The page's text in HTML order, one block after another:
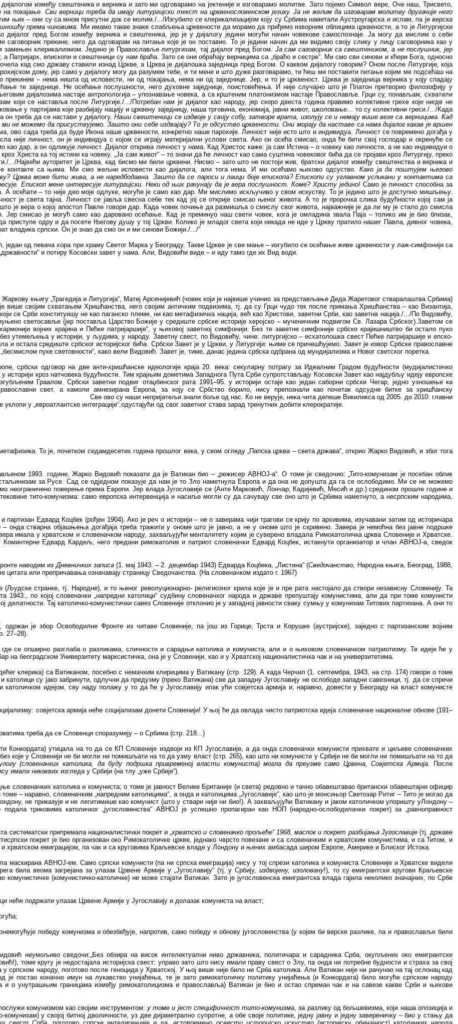
између свештеника и верника и зато ми одговарамо на јектеније и изговарамо молитве. Зато појемо Символ вере, Оче наш, Трисвето,
на покајање.Сви верници треба да имају литургијски текст на црквенословенском језику. Ја не желим да изговарам молитву другачије него
њих –они су са мном присутни док се молим./.../Изгубило се клерикализацијом коју су Србима наметали Аустроугарска и ислам, па јеверска
према чиновима. Ми имамо такве знаке слабљења црквености да морамо да приђемо изворним облицима црквености, а то је Литургијски
дијалог пред Богом између верника и свештеника, јер је у дијалогу једини могући начин човекове самоспознаје. Ја могу да мислим о себи
прекине, него да одговарам на питање које је он поставио. То је једини начин да ми видимо своју слику у лицу саговорника као у
клерикализмом. Једино је Православље литургизам, тај дијалог пред Богом. Ја сам саговорник са свештеником, а не послушник, јер
а Патријарх, епископи и свештеници су нам браћа. Зато се они обраћају верницима са „браћо и сестре“. Ми смо сви синови и кћери Бога, односно
кад смо државу ставили изнад Цркве, а Црква је дијалошка заједница пред Богом. О каквом дијалогу говорим? Оном после Литургије, која
дому, јер само у дијалогу могу да разумем тебе, и ти мене и што дуже разговарамо, ти ћеш ми поставити питање којим ме подсећаш на
– нема ништа од исповести, ни од покајања, нема ни од заједнице. Јер, и то је црквеност. Црква је заједница верника у коју спадају
те заједнице. Не осећање послушности, него духовне заједнице, поистовећења. И није случајно што је Платон претворио филозофију у
дијалозима настаје антропологија – упознавање човека, а са крштеним платонизмом настаје Православље. Грци су, понављам, схватили
који се наставља после Литургије./.../Потребан нам је дијалог као народу, јер скоро двеста година правимо колективне грехе које нигде не
у партијама које разбијају нацију и црквену заједницу, наша трговина, економија, јавни живот, школовање... то су колективни греси./.../Када
он треба да се настави у дијалогу.Наши свештеници се издвоје у своју собу, затворе врата, изолују се и немају више везе са верницима. Кад
не можемо да присуствујемо. Зашто они себе издвајају? То је одсуство црквености. Они морају да наставе са нама дијалог какав је вршен
ово сада треба да буде Икона наше црквености, конкретно наше парохије. Личност није исто што и индивидуа. Личност се повремено догађа у
није личност, он је индивидуа с којом се играју материјални услови света. Ако он осећа смисао, онда ће бити свој господар и окренуће се
дар, а он одликује личност. Дијалог открива личност у нама. Кад Христос каже: ја сам Истина – о човеку као личности, а не као индивидуи о
Христа ка тој истини ка човеку. „Ја сам живот“ – то значи да ће личност као сама суштина човековог бића да се пројави кроз Литургију, преко
.../Највећи ауторитет је Црква, кад бисмо ми били црквени. Нисмо – зато што не постоји жив, братски дијалог између свештенства и верника и
контакте са њима. Ми смо жељни исповести као дијалога, али тога нема. И ми осећамо њихово одсуство. Како ја да поштујем његово
Црква може бити жива, а не наредбодавна. Зашто да се пароси и лаици боје епископа? Епископи су углавном усликани у контактима са
Епископ мене интересује литургијски. Неки од њих рачунају да је вера послушност. Коме? Христу једино!Само је личност способна за
А осећати – то није део моје одлуке, могуће је само као дар. Ми мислимо искључиво у свом искуству. То је једино што је доступно мишљењу.
је света тајна. Личност се јавља свесна себе тек кад јој се открије смисао њеног живота. А то је пророчка слика будућности којој сам ја
је вера о којој апостол Павле говори дар. Када човек почиње да размишља о смислу свог живота, најважније је да ли му је стало до смисла
смисао је могућ само као даровано осећање. Кад је преминуо наш свети човек, кога је омладина звала Паја – толико им је био близак,
приступе одру и да посете Његову душу у тој Цркви. Колико је младог света који никада не иде у Цркву пратило нашег Павла, дивног човека,
владика српски. Он је знао да смо он и ми синови Божији./.../“
један од певача хора при храму Светог Марка у Београду. Такве Цркве је све мање – изгубило се осећање живе црквености у лаж-симфонији са
и потиру Косовски завет у нама. Али, Видовићи виде – и иду тамо где их Вид води.
књигу „Трагедија и Литургија“, Матеј Арсенијевић (човек који је највише учинио за представљање Деда Жаретовог стваралаштва Србима)
више својим схватањем Хришћанства, него својим античким подвизима, тј. да су Грци чудо тек после примања Хришћанства – као Византија,
се Срби конституишу не као паганско племе, ни као метафизичка нација, већ као Христови, заветни Срби, као заветна нација./.../По Видовићу,
светосавље (јер поставља Царство Божије у средиште србске историје херојско – мученичким подвигом Св. Лазара Србског).Заветом се
војних крајина и Пећке патријаршије“, у њиховој заветној симфонији. Без те заветне симфоније србско крајишништво би остало пуко
утемељења у историји, у људима, у народу. Заветну свест, по Видовићу, чине: литургијско – есхатолошка свест Пећке патријаршије и епско-
и остала средиште србског историјског бића. Србски Завет је у Цркви, у Литургији: њиме се причешћујемо. Завет је извор Србске православне
пуке световности“, како вели Видовић. Завет је, тиме, данас једина србска одбрана од мундијализма и Новог светског поретка.
србски одговор на две анти-хришћанске идеологије краја 20. века: секуларну потрагу за Идеалним Градом будућности (мудијалистичко
историји кроз натчовека будућности. Тим крајњим дометима Западнога Пута Срби супротстављају Косовски Завет као најдубљу идеју европске
Граалом. Србски заветни подвиг отаџбинског рата 1991–95. у историји остаје као један саборни србски Чегар, једно узношење ка
свет, а камоли амнезирана Европа, за коју се Србство борило, нису препознали као почетак одсудне битке за хришћанску
Све ово су наши непријатељи знали боље од нас. Ко не верује, нека чита депеше Викиликса од 2005. до 2010: главни
у „евроатлантске интеграције“,одустајући од свог заветног става зарад тренутних добити клерократије.
То је, почетком седамдесетих година прошлог века, у свом огледу „Папска црква – света држава“, открио Жарко Видовић, и због тога
1993. године, Жарко Видовић показати да је Ватикан био – „режисер АВНОЈ-а“. O томе је сведочио: „Тито-комунизам је посебан облик
за Русе. Сад се одједном показује да нам је то Зло наметнула Европа и да она не допушта да га се ослободимо. Ми се не можемо
неограничено поверење према Европи. Јер влада Југославије се (Анте Марковић, Лончар, Кадијевић, Месић и др.) средином прошле године и
тито-комунизма: само европска интервенција и насиље могли су да сачувају све оно што је Србима наметнуто, а несрпским народима,
партизан Едвард Коцбек (рођен 1904). Ако је реч о историји – не о заверама чији трагови се крију по архивима, изучавани затим од историчара
– онда стварна објашњења догађаја треба тражити у ономе што је јавно, а не у ономе што је скривено. Завера је немоћна без јавне подршке
имала у хрватском и словеначком народу, захваљујући менталитету којим је суверено владала Римокатоличка црква Словеније и Хрватске.
Коминтерне Едвард Кардељ, него предани римокатолик и патриот словеначки Едвард Коцбек, истакнути организатор и члан АВНОЈ-а, сведок
наводим изДневничких записа (1. мај 1943. – 2. децембар 1943) Едварда Коцбека, „Листина“ (Сведочанство, Народна књига, Београд, 1988,
цитата или препричавања означавају страницу Сведочанства. (На словеначком издато г. 1967)
странке, тј. Народне), и то њеног револуционарно- религиозног крила које је и пре рата настојало да створи независну Словенију. Та
1943., по којој словеначки „напредни католици“ судбину словеначког народа и државе препуштају комунистима, али да при томе комунисти
делатности. Тај католичко-комунистички савез Словеније отклонио је у западној јавности сваку сумњу у комунизам Титових партизана. А они то
је збор Освободилне Фронте из читаве Словеније, па још из Горице, Трста и Корушке (аустријске), заједно с партизанским војним
27–28).
се опширно разглаба о разликама, сличности и сарадњи католика и комуниста, али и о њиховом словеначком патриотизму. Те идеје ће у
на београдском Универзитету марксистичка, она је у Словенији, као и у Хрватској националистичка чак и на универзитетима.
клерика) са Ватиканом, посебно с немачким клирицима у Ватикану (стр. 129). А када Черчил (1. септембра, 1943, на стр. 174) говори о томе
католици су јако забринути, одлучни да предузму (преко Ватикана) све да западну Југославију не ослободе западни савезници, тј. да се спречи
католичком идејом, сву наду полажу у то да ће у Југославију ипак ући совјетска армија и, наравно, довести у Београду на власт комунисте
совјетска армија неће социјализам донети Словенији! У њој ће да овлада чисто патриотска идеја словеначке националне обнове (191–
треба да се Словенци споразумеју – о Србима (стр. 218...)
Конкордата) утицала на то да се КП Словеније издвоји из КП Југославије, а да онда словеначки комунисти прихвате и циљеве словеначких
које у Словенији не би могли ни помишљати на то да узму власт (стр. 265), као што ни комунисти у Србији не би могли ни помишљати на то да
(словеначких католика, да буду подршка привременој власти комуниста) могла да преузме само Црвена, Совјетска Армија. После
имали никаквих изгледа у Србији (на тлу „уже Србије“).
словеначких католика и комуниста; о томе је јавност Велике Британије (и света) редовно и тачно обавештавао британски обавештајни официр
– наравно, словеначким „напредним католицима“, а онда и католицима „Југославије“, као што је монсињор Светозар Ритиг – Тито је могао да
не приказује и не легитимише као комунист (што у ствари није ни био!). А захваљујући Ватикану и јаком католичком упоришту уЛондону –
триковима католичког „југословенства“ АВНОЈ је успешно пропагиран као НОП (народно-ослободилачки покрет) за „равноправност
систематски припремала националистички покрет и „хрватско и словеначко прољеће“ 1968, маспок и покрет разбијања Југославије (тј. државе
покрет је био организован око Римокатоличке цркве, једнако чврсто повезане и са словеначким и хрватским комунистима, и са Титом, и
хрватском емиграцијом, па чак и са круговима Краљевске владе у Лондону и њених амбасада широм Европе, Америке и Блиског Истока.
маскирана АВНОЈ-ем. Само српски комунисти (па ни српска емиграција) нису у тој спрези католика и комуниста Словеније и Хрватске видели
била веома загрејана за улазак Црвене Армије у „Југославију“ (тј. у Србију,издвојену, изоловану!), то су емигрантски кругови Краљевске
(комунистичко-католичке) не може стајати Ватикан. Зато је југословенска емигрантска влада гајила неколико значајних, по Србе
неће подржати улазак Црвене Армије у Југославију и долазак комуниста на власт;
победу комунизма и обезбеђује, напротив, само победу и обнову југословенства (у којем би верске разлике, па и православље били
неумољиво сведочи:„Без обзира на висок интелектуални ниво државника, политичара и сарадника Срба, окупљених око емигрантске
томе кругу је недостајала историјска свест: управо зато што нису имали праву свест о Злу, па онда ни потребне будности и страха за свој
у српском народу, поготово после геноцида у Хрватској. У њој више није било ни Срба католика. Али Ватикан није ни рачунао на тај ослонац кад
је постао коначно имун на лукавство унијаћења, те је зато римокатоличку политику унијаћења (и Конкордата) било могуће српском народу
и о унутрашњим границама између римокатолицизма и православља) Ватикан је био и остао спреман чак и на савезе какве Срби и њихови
комунизмом као својим инструментом: у томе и јест специфичност тито-комунизма, за разлику од бољшевизма, који наша опозиција и
у својој битној дволичности, уз две дијаметрално супротне, а обе своје политике, једну јавну и једну завереничку – био у стању да